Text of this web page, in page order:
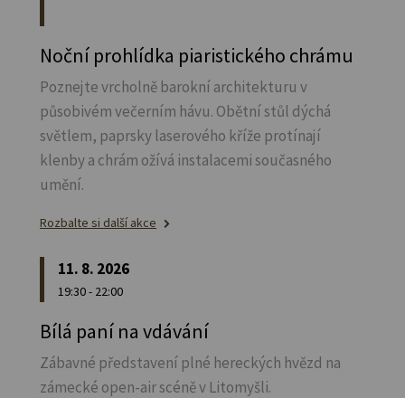
Noční prohlídka piaristického chrámu
Poznejte vrcholně barokní architekturu v
působivém večerním hávu. Obětní stůl dýchá
světlem, paprsky laserového kříže protínají
klenby a chrám ožívá instalacemi současného
umění.
Rozbalte si další akce
11. 8. 2026
19:30 - 22:00
Bílá paní na vdávání
Zábavné představení plné hereckých hvězd na
zámecké open-air scéně v Litomyšli.